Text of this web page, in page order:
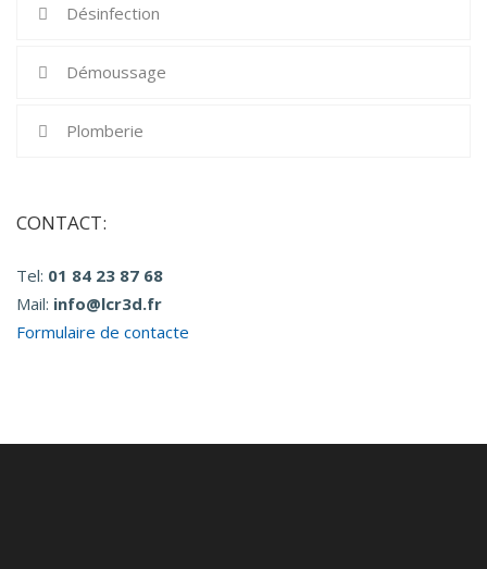
Désinfection
Démoussage
Plomberie
CONTACT:
Tel: 01 84 23 87 68
Mail: info@lcr3d.fr
Formulaire de contacte